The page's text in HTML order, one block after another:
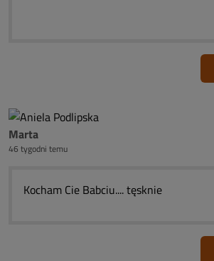
Marta
46 tygodni temu
Kocham Cie Babciu.... tęsknie